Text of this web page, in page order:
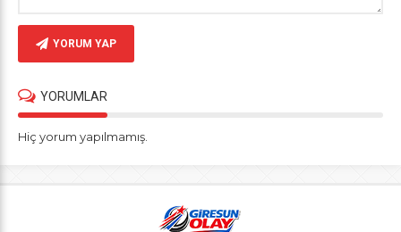
YORUM YAP
YORUMLAR
Hiç yorum yapılmamış.